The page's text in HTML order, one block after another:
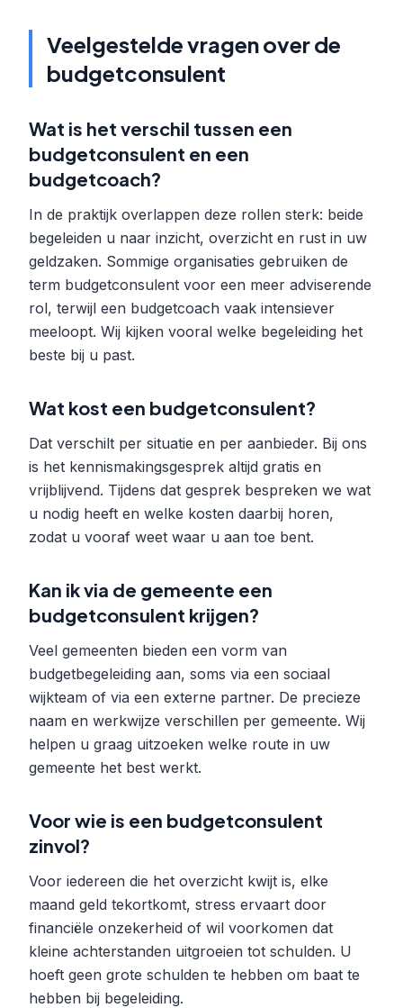
Veelgestelde vragen over de
budgetconsulent
Wat is het verschil tussen een
budgetconsulent en een
budgetcoach?
In de praktijk overlappen deze rollen sterk: beide
begeleiden u naar inzicht, overzicht en rust in uw
geldzaken. Sommige organisaties gebruiken de
term budgetconsulent voor een meer adviserende
rol, terwijl een budgetcoach vaak intensiever
meeloopt. Wij kijken vooral welke begeleiding het
beste bij u past.
Wat kost een budgetconsulent?
Dat verschilt per situatie en per aanbieder. Bij ons
is het kennismakingsgesprek altijd gratis en
vrijblijvend. Tijdens dat gesprek bespreken we wat
u nodig heeft en welke kosten daarbij horen,
zodat u vooraf weet waar u aan toe bent.
Kan ik via de gemeente een
budgetconsulent krijgen?
Veel gemeenten bieden een vorm van
budgetbegeleiding aan, soms via een sociaal
wijkteam of via een externe partner. De precieze
naam en werkwijze verschillen per gemeente. Wij
helpen u graag uitzoeken welke route in uw
gemeente het best werkt.
Voor wie is een budgetconsulent
zinvol?
Voor iedereen die het overzicht kwijt is, elke
maand geld tekortkomt, stress ervaart door
financiële onzekerheid of wil voorkomen dat
kleine achterstanden uitgroeien tot schulden. U
hoeft geen grote schulden te hebben om baat te
hebben bij begeleiding.